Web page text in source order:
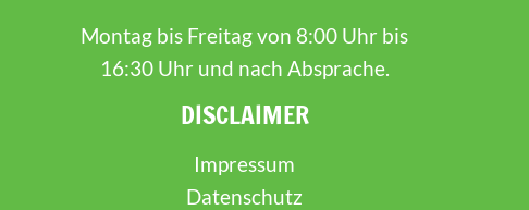
Montag bis Freitag von 8:00 Uhr bis
16:30 Uhr und nach Absprache.
DISCLAIMER
Impressum
Datenschutz